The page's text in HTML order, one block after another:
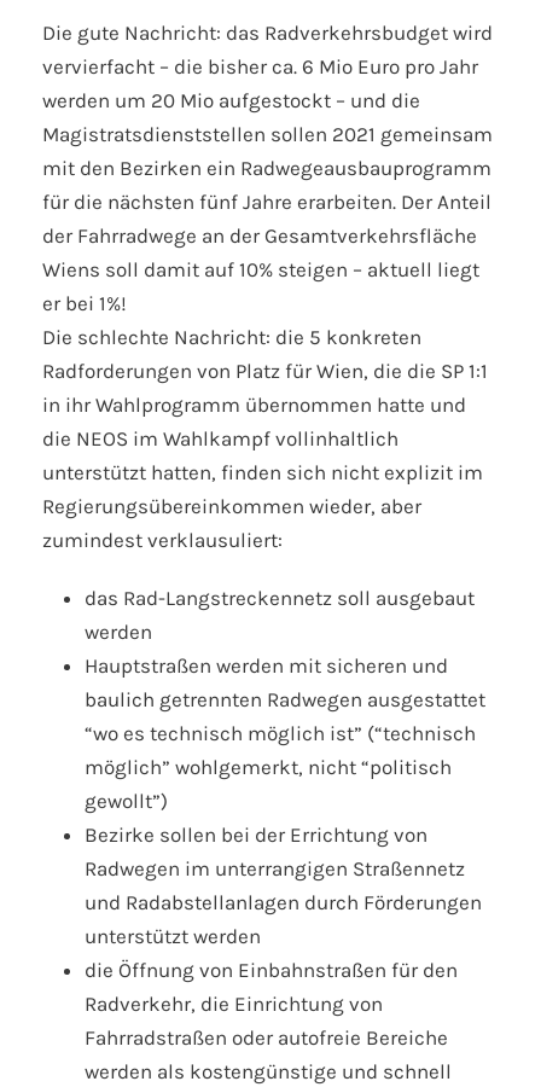
Die gute Nachricht: das Radverkehrsbudget wird
vervierfacht – die bisher ca. 6 Mio Euro pro Jahr
werden um 20 Mio aufgestockt – und die
Magistratsdienststellen sollen 2021 gemeinsam
mit den Bezirken ein Radwegeausbauprogramm
für die nächsten fünf Jahre erarbeiten. Der Anteil
der Fahrradwege an der Gesamtverkehrsfläche
Wiens soll damit auf 10% steigen – aktuell liegt
er bei 1%!
Die schlechte Nachricht: die 5 konkreten
Radforderungen von Platz für Wien, die die SP 1:1
in ihr Wahlprogramm übernommen hatte und
die NEOS im Wahlkampf vollinhaltlich
unterstützt hatten, finden sich nicht explizit im
Regierungsübereinkommen wieder, aber
zumindest verklausuliert:
das Rad-Langstreckennetz soll ausgebaut
werden
Hauptstraßen werden mit sicheren und
baulich getrennten Radwegen ausgestattet
“wo es technisch möglich ist” (“technisch
möglich” wohlgemerkt, nicht “politisch
gewollt”)
Bezirke sollen bei der Errichtung von
Radwegen im unterrangigen Straßennetz
und Radabstellanlagen durch Förderungen
unterstützt werden
die Öffnung von Einbahnstraßen für den
Radverkehr, die Einrichtung von
Fahrradstraßen oder autofreie Bereiche
werden als kostengünstige und schnell